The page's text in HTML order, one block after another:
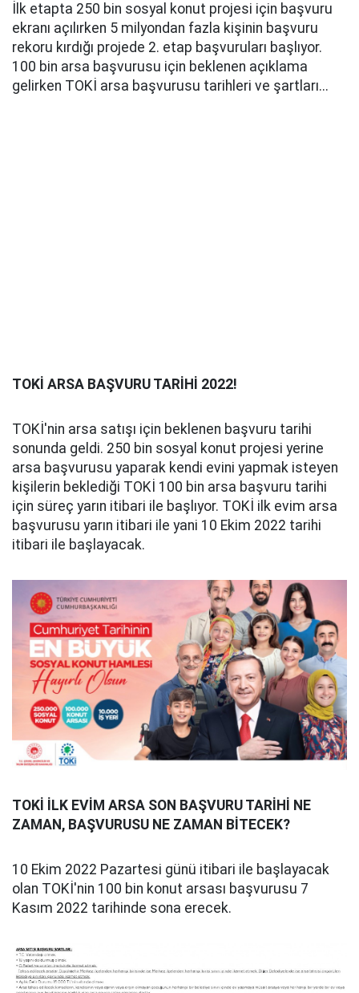
İlk etapta 250 bin sosyal konut projesi için başvuru
ekranı açılırken 5 milyondan fazla kişinin başvuru
rekoru kırdığı projede 2. etap başvuruları başlıyor.
100 bin arsa başvurusu için beklenen açıklama
gelirken TOKİ arsa başvurusu tarihleri ve şartları...
TOKİ ARSA BAŞVURU TARİHİ 2022!
TOKİ'nin arsa satışı için beklenen başvuru tarihi
sonunda geldi. 250 bin sosyal konut projesi yerine
arsa başvurusu yaparak kendi evini yapmak isteyen
kişilerin beklediği TOKİ 100 bin arsa başvuru tarihi
için süreç yarın itibari ile başlıyor. TOKİ ilk evim arsa
başvurusu yarın itibari ile yani 10 Ekim 2022 tarihi
itibari ile başlayacak.
TOKİ İLK EVİM ARSA SON BAŞVURU TARİHİ NE
ZAMAN, BAŞVURUSU NE ZAMAN BİTECEK?
10 Ekim 2022 Pazartesi günü itibari ile başlayacak
olan TOKİ'nin 100 bin konut arsası başvurusu 7
Kasım 2022 tarihinde sona erecek.